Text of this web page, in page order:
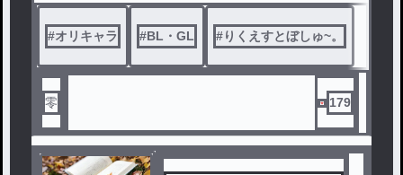
#オリキャラ #BL・GL #りくえすとぼしゅ~。
零 179